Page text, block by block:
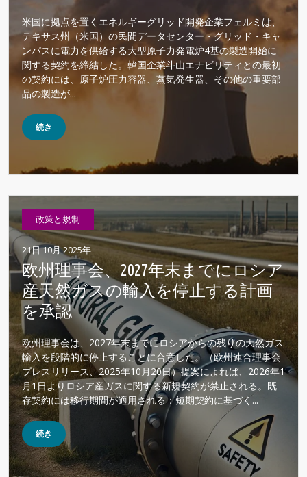
米国に拠点を置くエネルギーグリッド開発企業フェルミは、
テキサス州（米国）の民間データセンター・グリッド・キャ
ンパスに電力を供給する大型原子力発電炉4基の製造開始に
関する契約を締結した。韓国企業斗山エナビリティとの最初
の契約には、原子炉圧力容器、蒸気発生器、その他の重要部
品の製造が...
続き
政策と規制
21日 10月 2025年
欧州理事会、2027年末までにロシア
産天然ガスの輸入を停止する計画
を承認
欧州理事会は、2027年末までにロシアからの残りの天然ガス
輸入を段階的に停止することに合意した。（欧州連合理事会
プレスリリース、2025年10月20日）提案によれば、2026年1
月1日よりロシア産ガスに関する新規契約が禁止される。既
存契約には移行期間が適用される：短期契約に基づく...
続き